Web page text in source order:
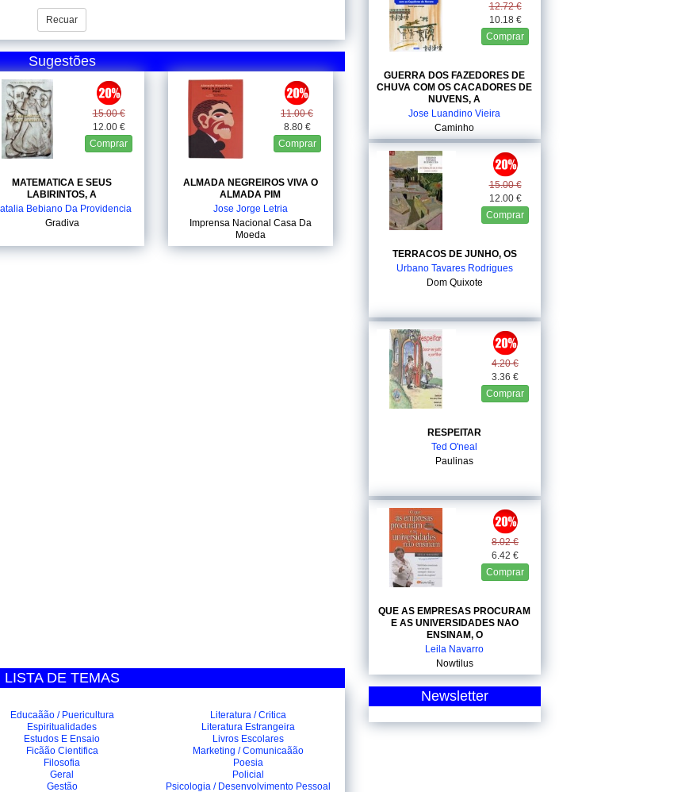
Recuar
Sugestões
15.00 €
12.00 €
Comprar
MATEMATICA E SEUS
LABIRINTOS, A
Bebiano Da Providencia
Gradiva
11.00 €
8.80 €
Comprar
ALMADA NEGREIROS VIVA O
ALMADA PIM
Jose Jorge Letria
Imprensa Nacional Casa Da
Moeda
LISTA DE TEMAS
Educaãão / Puericultura
Espiritualidades
Estudos E Ensaio
Ficãão Cientifica
Filosofia
Geral
Gestão
Literatura / Critica
Literatura Estrangeira
Livros Escolares
Marketing / Comunicaãão
Poesia
Policial
Psicologia / Desenvolvimento Pessoal
12.72 €
10.18 €
Comprar
GUERRA DOS FAZEDORES DE
CHUVA COM OS CACADORES DE
NUVENS, A
Jose Luandino Vieira
Caminho
15.00 €
12.00 €
Comprar
TERRACOS DE JUNHO, OS
Urbano Tavares Rodrigues
Dom Quixote
4.20 €
3.36 €
Comprar
RESPEITAR
Ted O'neal
Paulinas
8.02 €
6.42 €
Comprar
QUE AS EMPRESAS PROCURAM
E AS UNIVERSIDADES NAO
ENSINAM, O
Leila Navarro
Nowtilus
Newsletter